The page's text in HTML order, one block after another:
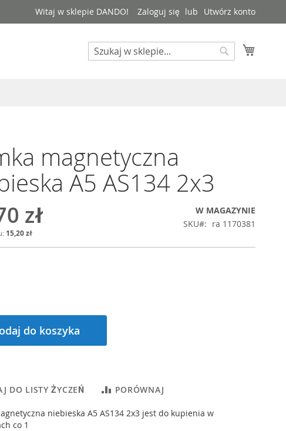
Witaj w sklepie DANDO! Zaloguj się Utwórz konto
Search
magnetyczna
A5 AS134 2x3
zł
15,20 zł
W MAGAZYNIE
SKU
ra 1170381
do koszyka
DO LISTY ŻYCZEŃ PORÓWNAJ
niebieska A5 AS134 2x3 jest do kupienia w
co 1